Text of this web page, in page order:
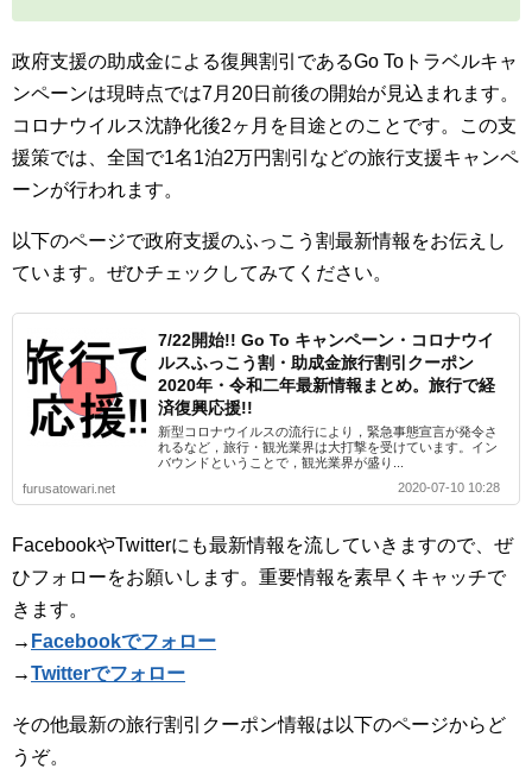
政府支援の助成金による復興割引であるGo Toトラベルキャ
ンペーンは現時点では7月20日前後の開始が見込まれます。
コロナウイルス沈静化後2ヶ月を目途とのことです。この支
援策では、全国で1名1泊2万円割引などの旅行支援キャンペ
ーンが行われます。
以下のページで政府支援のふっこう割最新情報をお伝えし
ています。ぜひチェックしてみてください。
7/22開始!! Go To キャンペーン・コロナウイ
ルスふっこう割・助成金旅行割引クーポン
2020年・令和二年最新情報まとめ。旅行で経
済復興応援!!
新型コロナウイルスの流行により，緊急事態宣言が発令さ
れるなど，旅行・観光業界は大打撃を受けています。イン
バウンドということで，観光業界が盛り...
furusatowari.net
2020-07-10 10:28
FacebookやTwitterにも最新情報を流していきますので、ぜ
ひフォローをお願いします。重要情報を素早くキャッチで
きます。
→ Facebookでフォロー
→Twitterでフォロー
その他最新の旅行割引クーポン情報は以下のページからど
うぞ。